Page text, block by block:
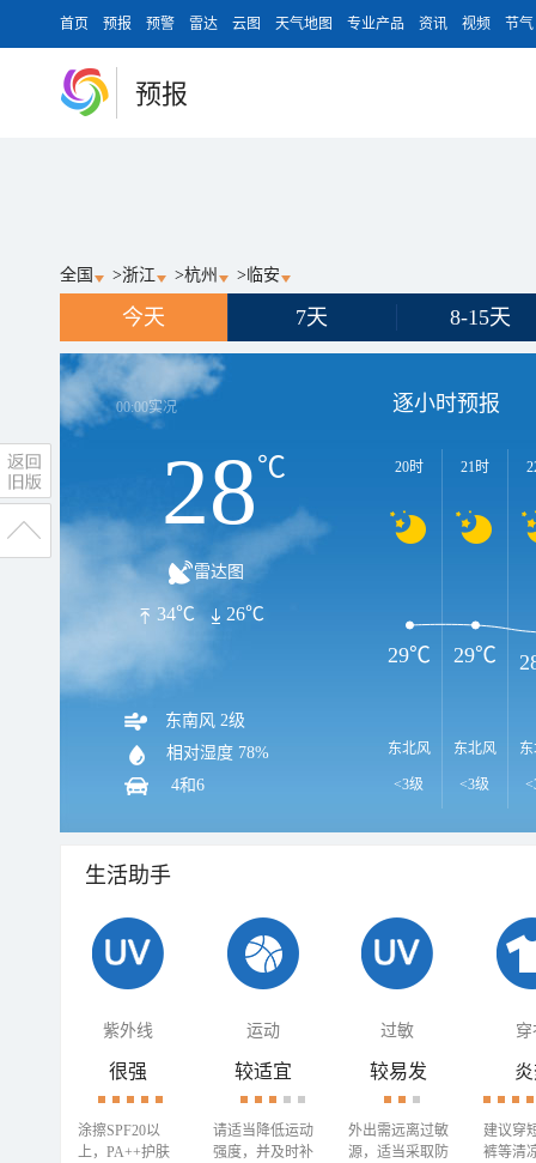
首页 预报 预警 雷达 云图 天气地图 专业产品 资讯 视频 节气
预报
全国 >浙江 >杭州 > 临安
今天 7天 8-15天
00:00实况
28℃
雷达图
34℃ 26℃
东南风 2级
相对湿度 78%
4和6
逐小时预报
20时
东北风
<3级
21时
东北风
<3级
29℃ 29℃
生活助手
紫外线 运动 过敏 穿
很强
涂擦SPF20以
上，PA++护肤
较适宜
请适当降低运动
强度，并及时补
较易发
外出需远离过敏
源，适当采取防
建议穿
裤等清